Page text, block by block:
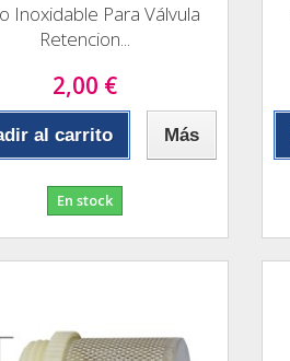
Inoxidable Para Válvula
Retencion...
2,00 €
al carrito Más
En stock